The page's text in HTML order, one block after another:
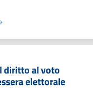
diritto al voto
elettorale